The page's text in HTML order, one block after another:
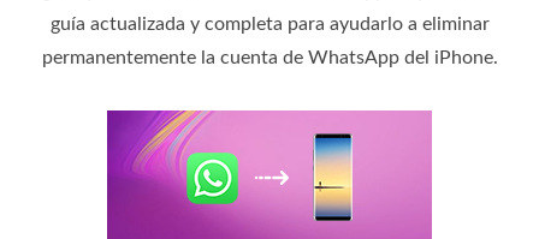
guía actualizada y completa para ayudarlo a eliminar
permanentemente la cuenta de WhatsApp del iPhone.